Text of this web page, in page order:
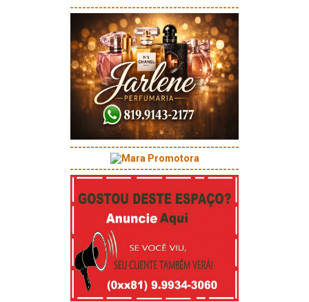
-----------------------------------------
-----------------------------------------
-----------------------------------------